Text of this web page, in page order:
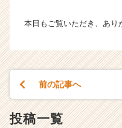
本日もご覧いただき、あり
前の記事へ
投稿一覧